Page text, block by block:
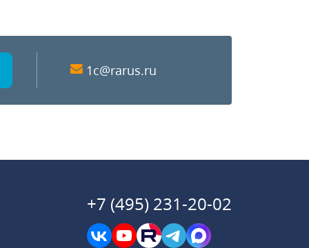
1c@rarus.ru
+7 (495) 231-20-02